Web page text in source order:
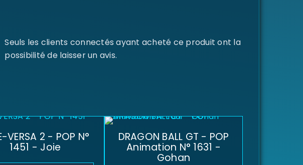
Seuls les clients connectés ayant acheté ce produit ont la
possibilité de laisser un avis.
VERSA 2 - POP N°
1451 - Joie
DRAGON BALL GT - POP
Animation N° 1631 -
Gohan